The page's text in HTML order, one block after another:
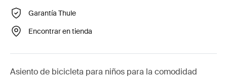
Garantía Thule
Encontrar en tienda
Asiento de bicicleta para niños para la comodidad